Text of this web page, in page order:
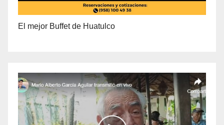
El mejor Buffet de Huatulco